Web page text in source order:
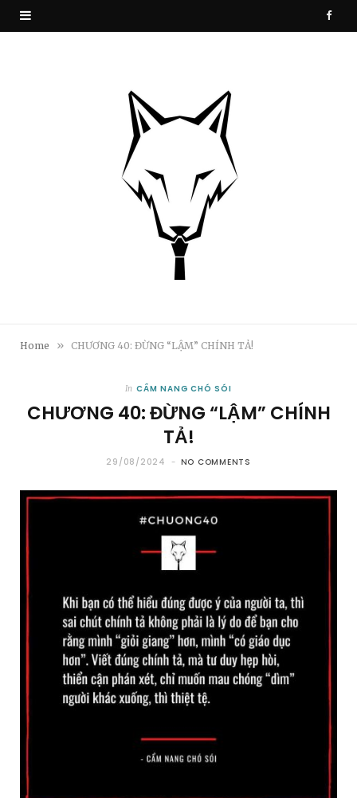
F
Home » CHƯƠNG 40: ĐỪNG “LẬM” CHÍNH TẢ!
In CẨM NANG CHÓ SÓI
CHƯƠNG 40: ĐỪNG “LẬM” CHÍNH
TẢ!
29/08/2024 NO COMMENTS